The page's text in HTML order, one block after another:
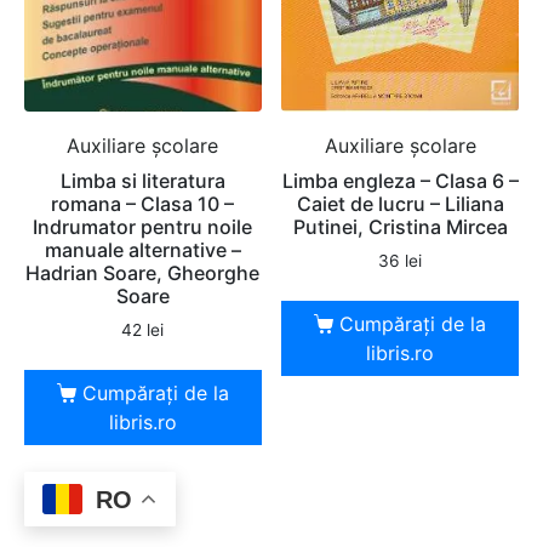
Auxiliare şcolare
Limba si literatura
romana – Clasa 10 –
Indrumator pentru noile
manuale alternative –
Hadrian Soare, Gheorghe
Soare
42 lei
Cumpărați de la
libris.ro
Auxiliare şcolare
Limba engleza – Clasa 6 –
Caiet de lucru – Liliana
Putinei, Cristina Mircea
36 lei
Cumpărați de la
libris.ro
RO